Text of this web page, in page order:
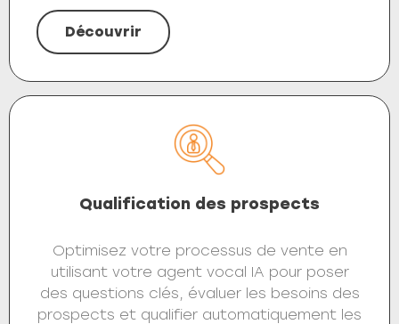
Découvrir
Qualification des prospects
Optimisez votre processus de vente en
utilisant votre agent vocal IA pour poser
des questions clés, évaluer les besoins des
prospects et qualifier automatiquement les